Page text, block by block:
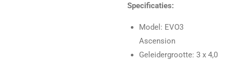
Specificaties:
Model: EVO3
Ascension
Geleidergrootte: 3 x 4,0